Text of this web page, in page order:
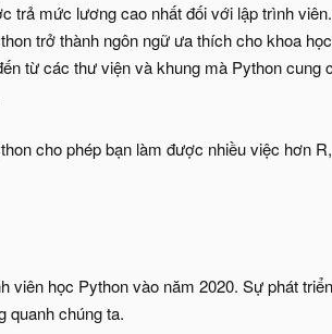
trả mức lương cao nhất đối với lập trình
trở thành ngôn ngữ ưa thích cho khoa
từ các thư viện và khung mà Python
cho phép bạn làm được nhiều việc hơn
học Python vào năm 2020. Sự phát
quanh chúng ta.